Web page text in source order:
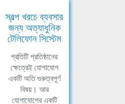
স্বল্প খরচে ব্যবসার
জন্য অত্যাধুনিক
টেলিফোন সিস্টেম
প্রতিটি প্রতিষ্ঠানের
ক্ষেত্রেই যোগাযোগ
একটি অতি গুরুত্বপূর্ণ
বিষয়। আর
যোগাযোগের একটি